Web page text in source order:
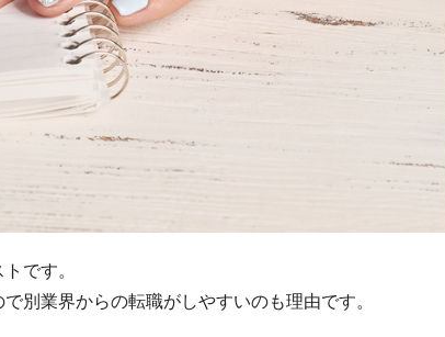
です。
別業界からの転職がしやすいのも理由です。